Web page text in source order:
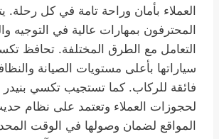
العملاء بأمان وراحة تامة في كل رحلة.
المحترفون بمهارات عالية في التوجيه
التعامل مع الطرق المختلفة. تحافظ
سياراتها بأعلى مستويات الصيانة
فائقة للركاب. كما تستجيب تكسي
لحجوزات العملاء وتعتمد على نظام
المواقع لضمان وصولها في الوقت